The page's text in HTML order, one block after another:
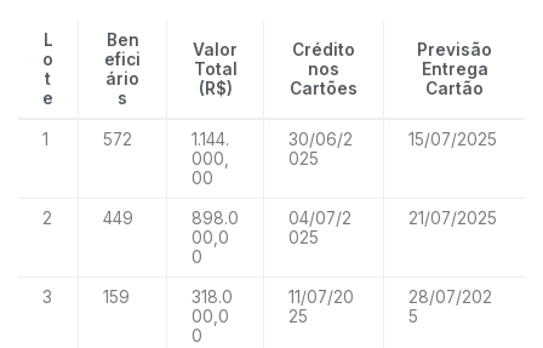
L
o
t
e
Ben
efici
ário
s
Valor
Total
(R$)
Crédito
nos
Cartões
Previsão
Entrega
Cartão
1 572
1.144.
000,
00
30/06/2
025
15/07/2025
2 449
898.0
00,0
0
04/07/2
025
21/07/2025
3 159
318.0
00,0
0
11/07/20
25
28/07/202
5